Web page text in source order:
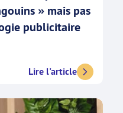
» mais pas
publicitaire
Lire l'article